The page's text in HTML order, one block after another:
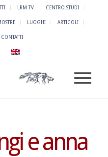
LRM TV CENTRO STUDI
LUOGHI ARTICOLI
CONTATTI
e anna